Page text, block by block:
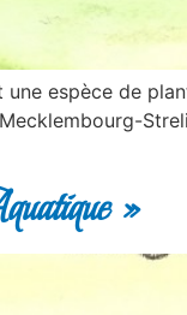
espèce de
»